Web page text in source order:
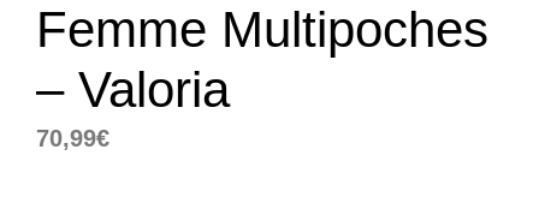
Femme Multipoches
– Valoria
70,99€